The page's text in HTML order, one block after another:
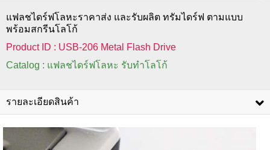
แฟลชไดร์ฟโลหะราคาส่ง และรับผลิต ทรัมไดร์ฟ ตามแบบ
พร้อมสกรีนโลโก้
Product ID : USB-206 Metal Flash Drive
Catalog : แฟลชไดร์ฟโลหะ รับทำโลโก้
รายละเอียดสินค้า